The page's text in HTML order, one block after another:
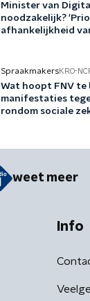
Minister van
noodzakelijk?
afhankelijkheid
SpraakmakersKRO-
Wat hoopt FNV te
manifestaties
rondom sociale
weet meer
Info